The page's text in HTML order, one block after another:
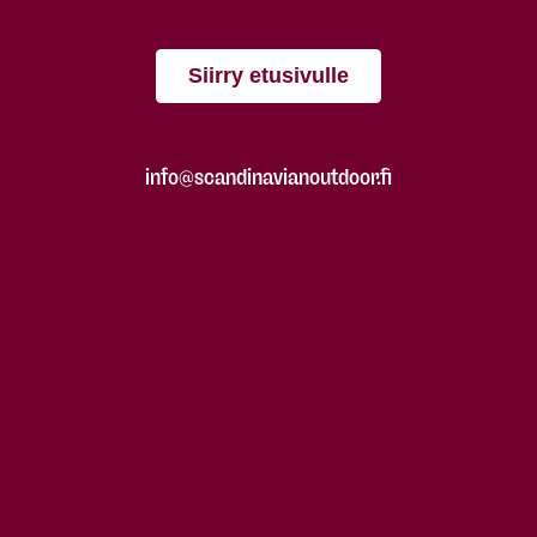
Siirry etusivulle
info@scandinavianoutdoor.fi